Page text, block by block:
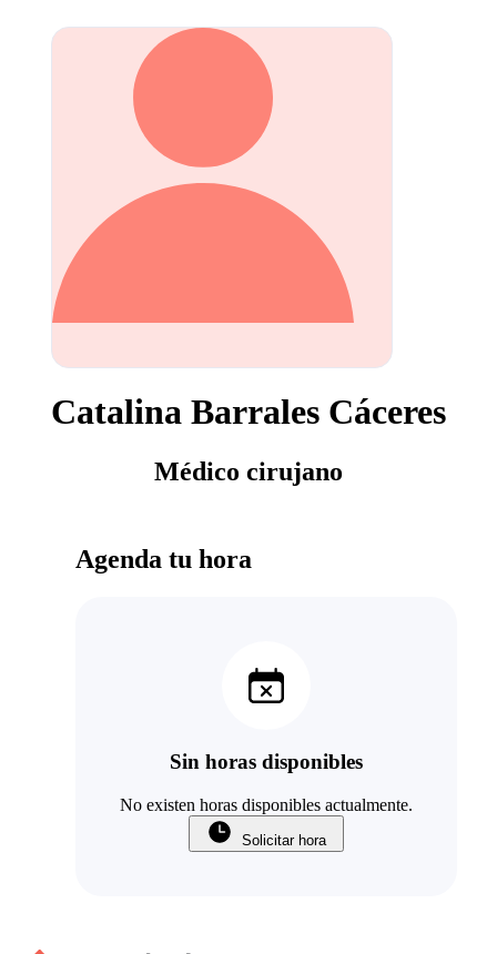
Catalina Barrales Cáceres
Médico cirujano
Agenda tu hora
Sin horas disponibles
No existen horas disponibles actualmente.
Solicitar hora